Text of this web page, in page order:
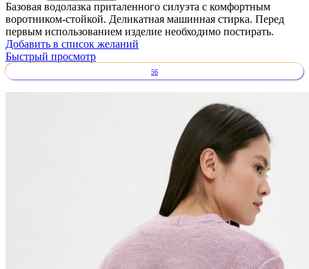
Базовая водолазка приталенного силуэта с комфортным
воротником-стойкой. Деликатная машинная стирка. Перед
первым использованием изделие необходимо постирать.
Добавить в список желаний
Быстрый просмотр
56